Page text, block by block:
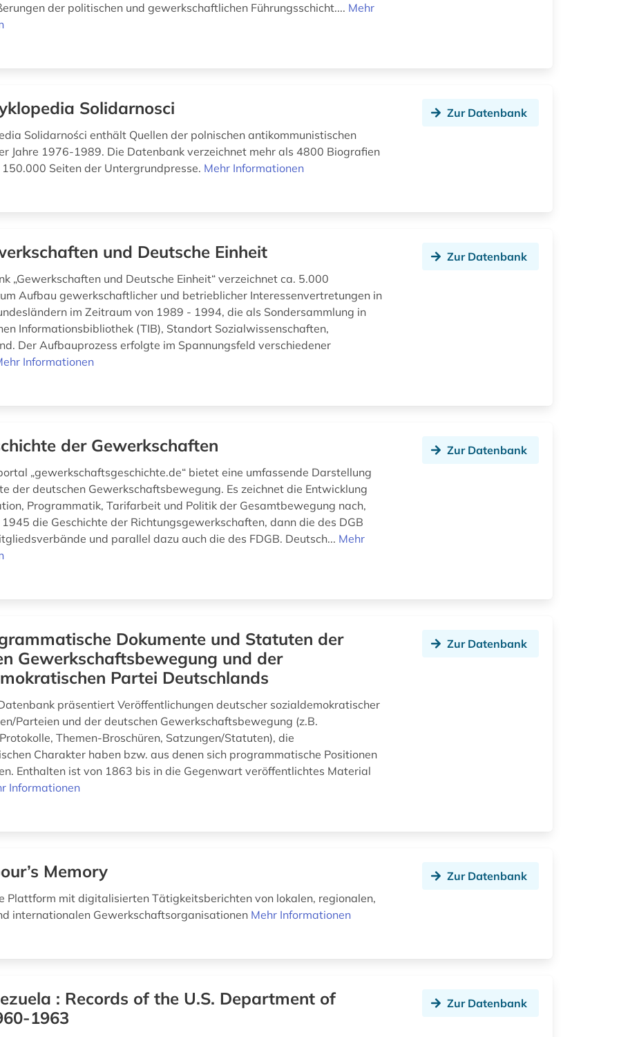
der politischen und gewerkschaftlichen Führungsschicht.... Mehr
Solidarnosci
Solidarności enthält Quellen der polnischen antikommunistischen
Jahre 1976-1989. Die Datenbank verzeichnet mehr als 4800 Biografien
Seiten der Untergrundpresse. Mehr Informationen
Zur Datenbank
und Deutsche Einheit
„Gewerkschaften und Deutsche Einheit“ verzeichnet ca. 5.000
Aufbau gewerkschaftlicher und betrieblicher Interessenvertretungen in
im Zeitraum von 1989 - 1994, die als Sondersammlung in
Informationsbibliothek (TIB), Standort Sozialwissenschaften,
Der Aufbauprozess erfolgte im Spannungsfeld verschiedener
Informationen
Zur Datenbank
der Gewerkschaften
„gewerkschaftsgeschichte.de“ bietet eine umfassende Darstellung
der deutschen Gewerkschaftsbewegung. Es zeichnet die Entwicklung
Programmatik, Tarifarbeit und Politik der Gesamtbewegung nach,
die Geschichte der Richtungsgewerkschaften, dann die des DGB
und parallel dazu auch die des FDGB. Deutsch... Mehr
Zur Datenbank
Dokumente und Statuten der
Gewerkschaftsbewegung und der
Partei Deutschlands
präsentiert Veröffentlichungen deutscher sozialdemokratischer
Parteien und der deutschen Gewerkschaftsbewegung (z.B.
Themen-Broschüren, Satzungen/Statuten), die
Charakter haben bzw. aus denen sich programmatische Positionen
Enthalten ist von 1863 bis in die Gegenwart veröffentlichtes Material
Informationen
Zur Datenbank
Memory
Plattform mit digitalisierten Tätigkeitsberichten von lokalen, regionalen,
internationalen Gewerkschaftsorganisationen Mehr Informationen
Zur Datenbank
: Records of the U.S. Department of
1963
Zur Datenbank